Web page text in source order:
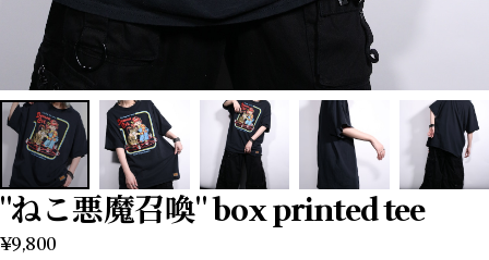
"ねこ悪魔召喚" box printed tee
¥9,800